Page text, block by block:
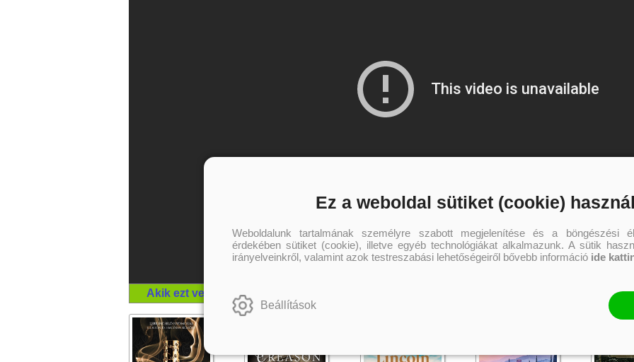
Akik ezt vették, megvették még ezeket is
Ez a weboldal sütiket (cookie)
Weboldalunk tartalmának személyre szabott megjelenítése és a böngészési
érdekében sütiket (cookie), illetve egyéb technológiákat alkalmazunk. A sütik
irányelveinkről, valamint azok testreszabási lehetőségeiről bővebb információ ide
Beállítások